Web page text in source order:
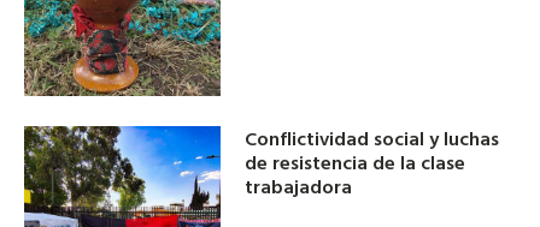
Conflictividad social y luchas
de resistencia de la clase
trabajadora